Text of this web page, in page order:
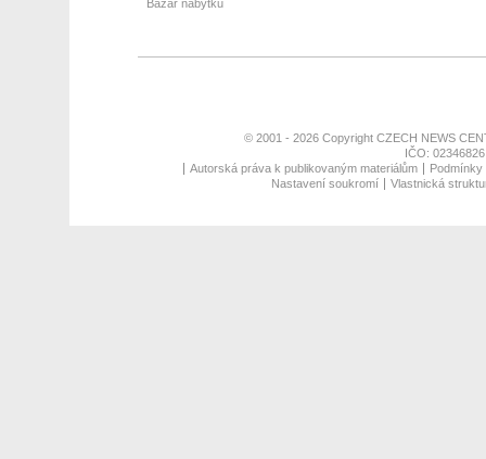
Bazar nábytku
© 2001 - 2026 Copyright CZECH NEWS
IČO:
Autorská práva k publikovaným materiálům
Nastavení soukromí
Vlastnická